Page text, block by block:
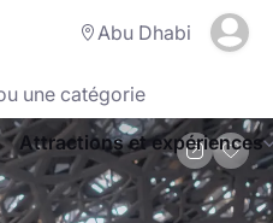
Abu Dhabi
Attractions et expériences